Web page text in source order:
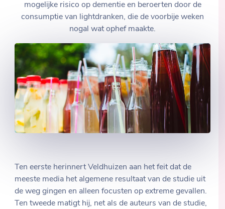
mogelijke risico op dementie en beroerten door de
consumptie van lightdranken, die de voorbije weken
nogal wat ophef maakte.
Ten eerste herinnert Veldhuizen aan het feit dat de
meeste media het algemene resultaat van de studie uit
de weg gingen en alleen focusten op extreme gevallen.
Ten tweede matigt hij, net als de auteurs van de studie,